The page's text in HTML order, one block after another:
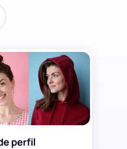
perfil